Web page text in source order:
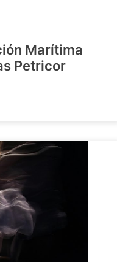
Marítima
Petricor